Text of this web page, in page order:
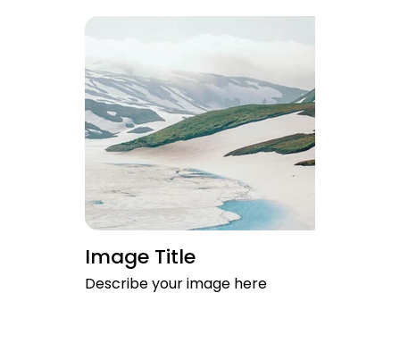
Image Title
Describe your image here